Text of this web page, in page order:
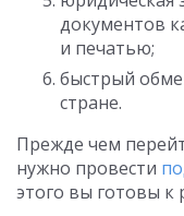
документов
и печатью;
быстрый
стране.
Прежде чем
нужно провести
этого вы готовы к